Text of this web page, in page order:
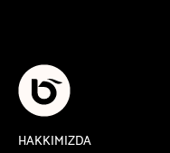
HAKKIMIZDA